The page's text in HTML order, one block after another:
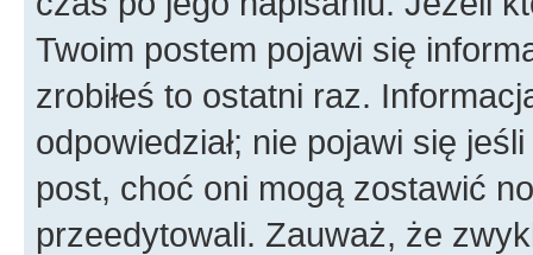
Twoim postem pojawi się
zrobiłeś to ostatni raz.
odpowiedział; nie pojawi się
post, choć oni mogą zostawić
przeedytowali. Zauważ, że